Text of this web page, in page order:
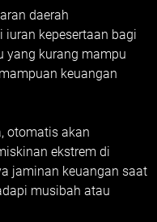
daerah
iuran kepesertaan bagi
yang kurang mampu
keuangan
otomatis akan
ekstrem di
jaminan keuangan saat
musibah atau